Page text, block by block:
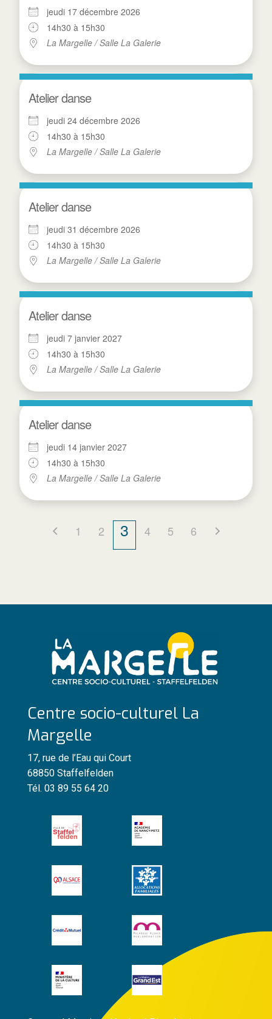
jeudi 17 décembre 2026
14h30 à 15h30
La Margelle / Salle La Galerie
Atelier danse
jeudi 24 décembre 2026
14h30 à 15h30
La Margelle / Salle La Galerie
Atelier danse
jeudi 31 décembre 2026
14h30 à 15h30
La Margelle / Salle La Galerie
Atelier danse
jeudi 7 janvier 2027
14h30 à 15h30
La Margelle / Salle La Galerie
Atelier danse
jeudi 14 janvier 2027
14h30 à 15h30
La Margelle / Salle La Galerie
1 2 3 4 5 6
Centre socio-culturel La
Margelle
17, rue de l’Eau qui Court
68850 Staffelfelden
Tél. 03 89 55 64 20